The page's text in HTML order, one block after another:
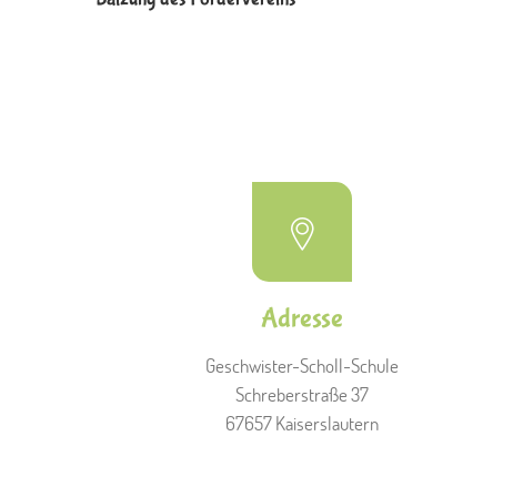
Adresse
Geschwister-Scholl-Schule
Schreberstraße 37
67657 Kaiserslautern